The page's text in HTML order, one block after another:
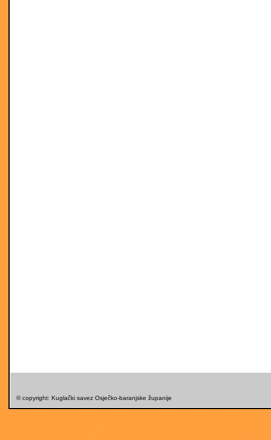
© copyright: Kuglački savez Osječko-baranjske županije